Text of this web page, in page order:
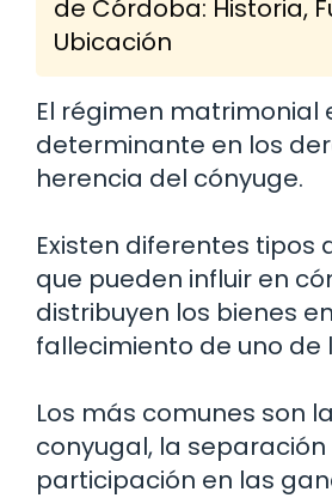
de Córdoba: Historia,
Ubicación
El régimen matrimonial
determinante en los
herencia del cónyuge.
Existen diferentes tipos
que pueden influir en
distribuyen los bienes
fallecimiento de uno de
Los más comunes son
conyugal, la separación
participación en las